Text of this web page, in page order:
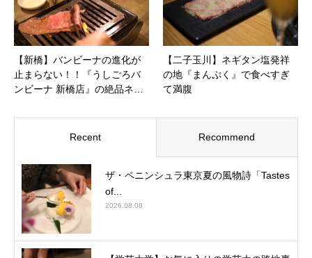
【新橋】バンビーナの進化が
止まらない！！『うしごろバ
ンビーナ 新橋店』の絶品ネ…
【二子玉川】ネギタン塩発祥
の地『まんぷく』で食べすぎ
て満腹
Recent Recommend
ザ・ペニンシュラ東京夏の風物詩「Tastes
of...
2026.08.08